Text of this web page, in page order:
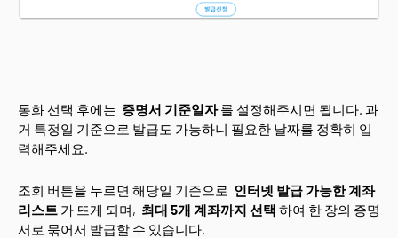
통화 선택 후에는 증명서 기준일자 를 설정해주시면 됩니다. 과
거 특정일 기준으로 발급도 가능하니 필요한 날짜를 정확히 입
력해주세요.
조회 버튼을 누르면 해당일 기준으로 인터넷 발급 가능한 계좌
리스트 가 뜨게 되며, 최대 5개 계좌까지 선택 하여 한 장의 증명
서로 묶어서 발급할 수 있습니다.